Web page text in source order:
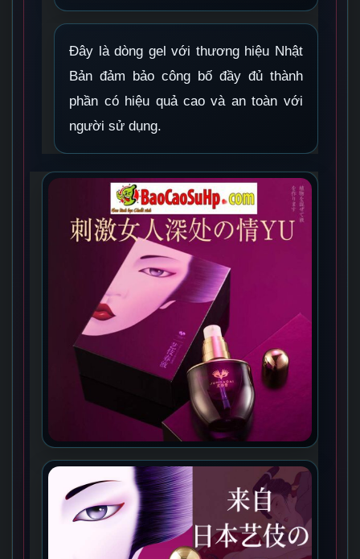
Đây là dòng gel với thương hiệu Nhật
Bản đảm bảo công bố đầy đủ thành
phần có hiệu quả cao và an toàn với
người sử dụng.